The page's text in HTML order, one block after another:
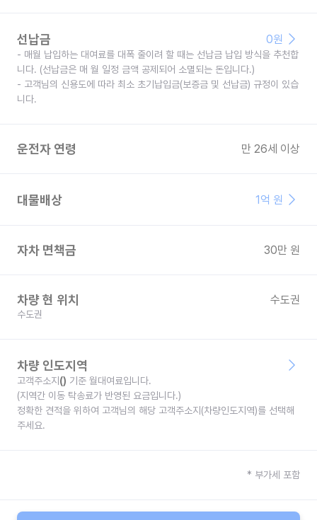
선납금 0원
- 매월 납입하는 대여료를 대폭 줄이려 할 때는 선납금 납입 방식을 추천합
니다. (선납금은 매 월 일정 금액 공제되어 소멸되는 돈입니다.)
- 고객님의 신용도에 따라 최소 초기납입금(보증금 및 선납금) 규정이 있습
니다.
운전자 연령 만 26세 이상
대물배상 1억 원
자차 면책금 30만 원
차량 현 위치 수도권
수도권
차량 인도지역
고객주소지 () 기준 월대여료입니다.
(지역간 이동 탁송료가 반영된 요금입니다.)
정확한 견적을 위하여 고객님의 해당 고객주소지(차량인도지역)를 선택해
주세요.
* 부가세 포함